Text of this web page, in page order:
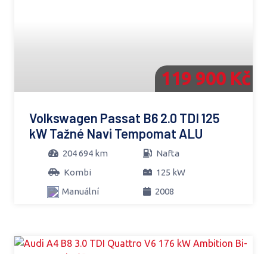
119 900 Kč
Volkswagen Passat B6 2.0 TDI 125
kW Tažné Navi Tempomat ALU
204 694 km
Nafta
Kombi
125 kW
Manuální
2008